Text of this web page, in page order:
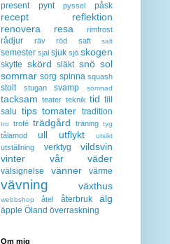
present
pynt pyssel påsk
recept
reflektion
renovera
resa rimfrost
rådjur räv röd saft salt
semester sjal sjuk sjö skogen
skytte skörd släkt snö sol
sommar sorg spinna squash
stolt stugan svamp sömnad
tacksam teater teknik tid till
salu tips tomater tradition
tro trofé trädgård träning tyg
tålamod ull utflykt utsikt
utställning verktyg
vildsvin
vinter
vår väder
välsignelse vänner värme
vävning växthus
webbshop åtel återbruk älg
äpple Öland överraskning
Om mig